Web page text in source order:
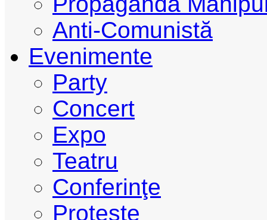
Anti-Comunistă
Evenimente
Party
Concert
Expo
Teatru
Conferinţe
Proteste